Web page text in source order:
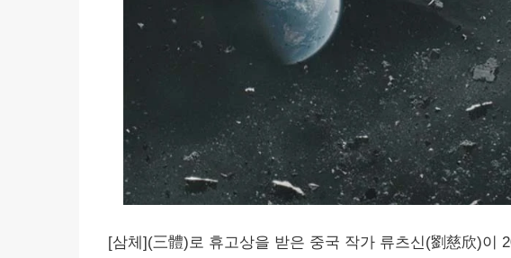
[삼체](三體)로 휴고상을 받은 중국 작가 류츠신(劉慈欣)이